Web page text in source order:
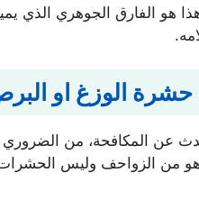
هو الفارق الجوهري الذي
الوزغ او
عن المكافحة، من الضروري
هو من الزواحف وليس